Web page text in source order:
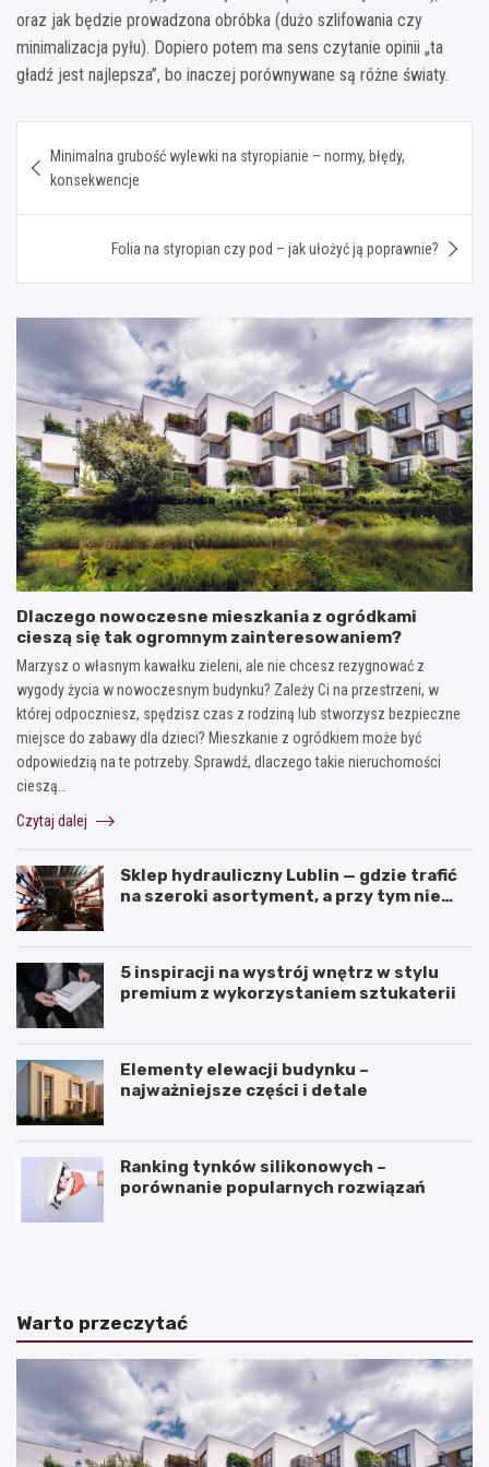
oraz jak będzie prowadzona obróbka (dużo szlifowania czy
minimalizacja pyłu). Dopiero potem ma sens czytanie opinii „ta
gładź jest najlepsza”, bo inaczej porównywane są różne światy.
wpisu
Minimalna grubość wylewki na styropianie – normy, błędy,
konsekwencje
Folia na styropian czy pod – jak ułożyć ją poprawnie?
Dlaczego nowoczesne mieszkania z ogródkami
cieszą się tak ogromnym zainteresowaniem?
Marzysz o własnym kawałku zieleni, ale nie chcesz rezygnować z
wygody życia w nowoczesnym budynku? Zależy Ci na przestrzeni, w
której odpoczniesz, spędzisz czas z rodziną lub stworzysz bezpieczne
miejsce do zabawy dla dzieci? Mieszkanie z ogródkiem może być
odpowiedzią na te potrzeby. Sprawdź, dlaczego takie nieruchomości
cieszą…
Czytaj dalej
Sklep hydrauliczny Lublin — gdzie trafić
na szeroki asortyment, a przy tym nie
5 inspiracji na wystrój wnętrz w stylu
premium z wykorzystaniem sztukaterii
Elementy elewacji budynku –
najważniejsze części i detale
Ranking tynków silikonowych –
porównanie popularnych rozwiązań
J
k
o
ń
z
y
ć
K
c
h
y
e
n
i
Warto przeczytać